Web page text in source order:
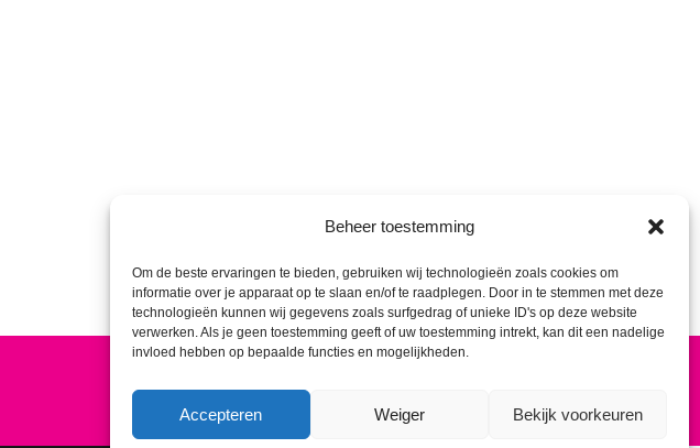
Beheer toestemming
Om de beste ervaringen te bieden, gebruiken wij technologieën zoals cookies om
informatie over je apparaat op te slaan en/of te raadplegen. Door in te stemmen met deze
technologieën kunnen wij gegevens zoals surfgedrag of unieke ID's op deze website
verwerken. Als je geen toestemming geeft of uw toestemming intrekt, kan dit een nadelige
invloed hebben op bepaalde functies en mogelijkheden.
Accepteren Weiger Bekijk voorkeuren